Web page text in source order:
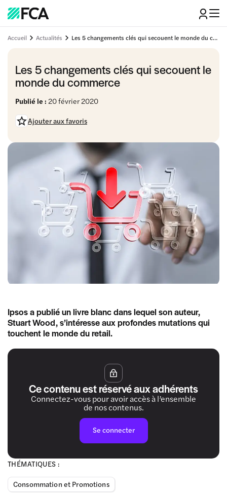
Accueil Actualités Les 5 changements clés qui secouent le monde du commerce
Les 5 changements clés qui secouent le
monde du commerce
Publié le : 20 février 2020
Ajouter aux favoris
THÉMATIQUES :
Consommation et Promotions
Ipsos a publié un livre blanc dans lequel son auteur,
Stuart Wood, s’intéresse aux profondes mutations qui
touchent le monde du retail.
Ce contenu est réservé aux adhérents
Connectez-vous pour avoir accès à l’ensemble
de nos contenus.
Se connecter